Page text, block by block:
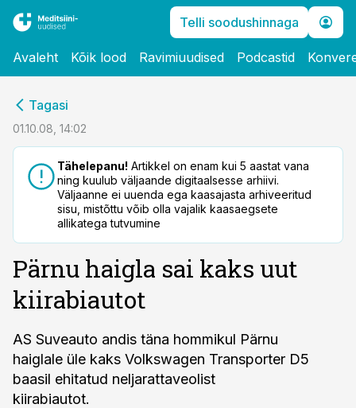
Telli soodushinnaga
Avaleht Kõik lood Ravimiuudised Podcastid
Tagasi
01.10.08, 14:02
Tähelepanu! Artikkel on enam kui 5 aastat vana
ning kuulub väljaande digitaalsesse arhiivi.
Väljaanne ei uuenda ega kaasajasta arhiveeritud
sisu, mistõttu võib olla vajalik kaasaegsete
allikatega tutvumine
Pärnu haigla sai kaks uut
kiirabiautot
AS Suveauto andis täna hommikul Pärnu
haiglale üle kaks Volkswagen Transporter D5
baasil ehitatud neljarattaveolist
kiirabiautot.